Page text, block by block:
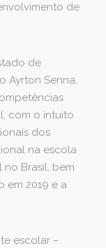
de
de
Ayrton Senna,
com o intuito
dos
na escola
Brasil, bem
em 2019 e a
escolar –